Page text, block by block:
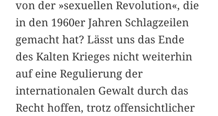
von der »sexuellen Revolution«, die
in den 1960er Jahren Schlagzeilen
gemacht hat? Lässt uns das Ende
des Kalten Krieges nicht weiterhin
auf eine Regulierung der
internationalen Gewalt durch das
Recht hoffen, trotz offensichtlicher